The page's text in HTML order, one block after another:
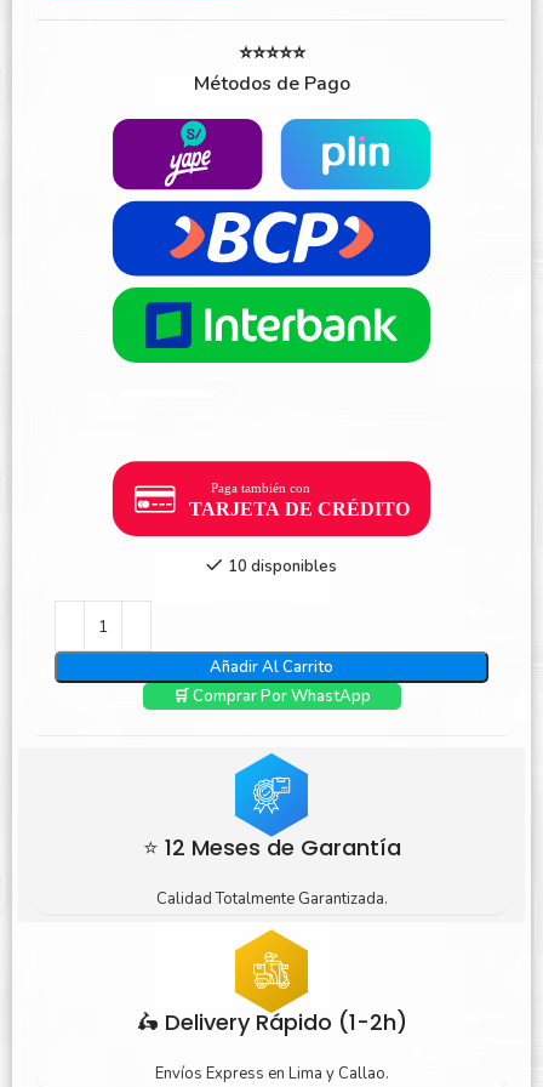
⭐⭐⭐⭐⭐
Métodos de Pago
10 disponibles
Añadir Al Carrito
🛒 Comprar Por WhastApp
⭐ 12 Meses de Garantía
Calidad Totalmente Garantizada.
🛵 Delivery Rápido (1-2h)
Envíos Express en Lima y Callao.